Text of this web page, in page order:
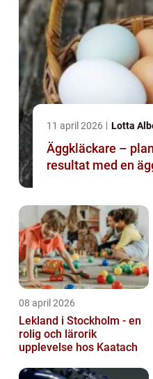
11 april 2026 Lotta
Äggkläckare –
resultat med en
08 april 2026
Lekland i Stockholm - en
rolig och lärorik
upplevelse hos Kaatach